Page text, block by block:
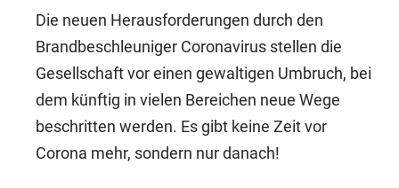
Die neuen Herausforderungen durch den
Brandbeschleuniger Coronavirus stellen die
Gesellschaft vor einen gewaltigen Umbruch, bei
dem künftig in vielen Bereichen neue Wege
beschritten werden. Es gibt keine Zeit vor
Corona mehr, sondern nur danach!